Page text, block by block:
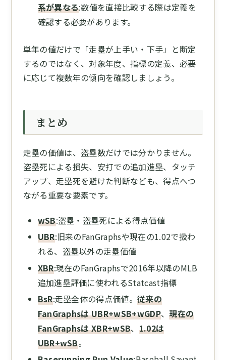
系が異なる:数値を直接比較する際は定義を
確認する必要があります。
単年の値だけで「走塁が上手い・下手」と断定
するのではなく、対象年度、指標の定義、必要
に応じて複数年の傾向を確認しましょう。
まとめ
走塁の価値は、盗塁数だけでは分かりません。
盗塁死による損失、安打での追加進塁、タッチ
アップ、走塁死を避けた判断なども、得点へつ
ながる重要な要素です。
wSB:盗塁・盗塁死による得点価値
UBR:旧来のFanGraphsや現在の1.02で扱わ
れる、盗塁以外の走塁価値
XBR:現在のFanGraphsで2016年以降のMLB
追加進塁評価に使われるStatcast指標
BsR:走塁全体の得点価値。従来の
FanGraphsは UBR+wSB+wGDP、現在の
FanGraphsは XBR+wSB、 1.02は
UBR+wSB。